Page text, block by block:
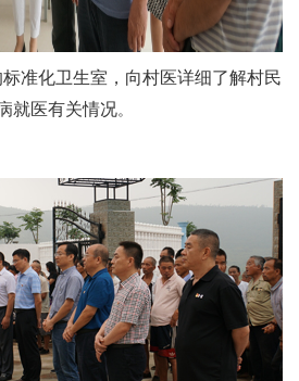
准化卫生室，向村医详细了解村民
就医有关情况。